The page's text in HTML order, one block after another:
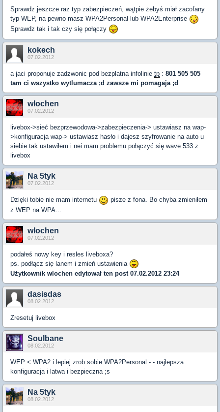
Sprawdz jeszcze raz typ zabezpieczeń, wątpie żebyś miał zacofany
typ WEP, na pewno masz WPA2Personal lub WPA2Enterprise
Sprawdz tak i tak czy się połączy
kokech
07.02.2012
a jaci proponuje zadzwonic pod bezplatna infolinie tp : 801 505 505
tam ci wszystko wytlumacza ;d zawsze mi pomagaja ;d
wlochen
07.02.2012
livebox->sieć bezprzewodowa->zabezpieczenia-> ustawiasz na wap-
>konfiguracja wap-> ustawiasz hasło i dajesz szyfrowanie na auto u
siebie tak ustawiłem i nei mam problemu połączyć się wave 533 z
livebox
Na 5tyk
07.02.2012
Dzięki tobie nie mam internetu
pisze z fona. Bo chyba zmieniłem
z WEP na WPA...
wlochen
07.02.2012
podałeś nowy key i resles liveboxa?
ps. podłącz się lanem i zmień ustawienia
Użytkownik wlochen edytował ten post 07.02.2012 23:24
dasisdas
08.02.2012
Zresetuj livebox
Soulbane
08.02.2012
WEP < WPA2 i lepiej zrob sobie WPA2Personal -.- najlepsza
konfiguracja i latwa i bezpieczna ;s
Na 5tyk
08.02.2012